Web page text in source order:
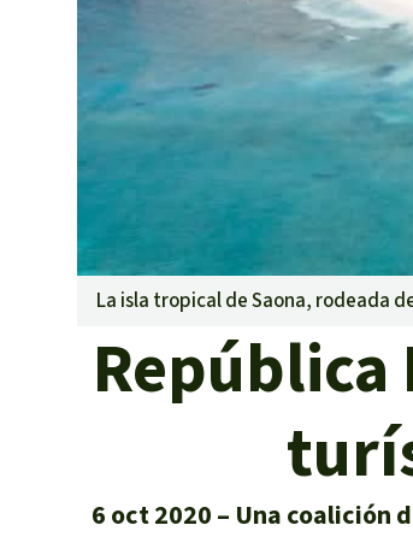
La isla tropical de Saona, rodeada
6 oct 2020
Una coalición